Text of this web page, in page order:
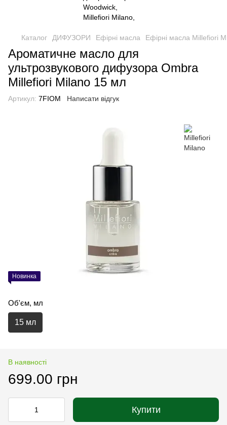
Каталог ДИФУЗОРИ Ефірні масла Ефірні масла Millefiori
Ароматичне масло для
ультрозвукового дифузора Ombra
Millefiori Milano 15 мл
Артикул: 7FIOM Написати відгук
Новинка
Об'єм, мл
15 мл
В наявності
699.00 грн
Купити